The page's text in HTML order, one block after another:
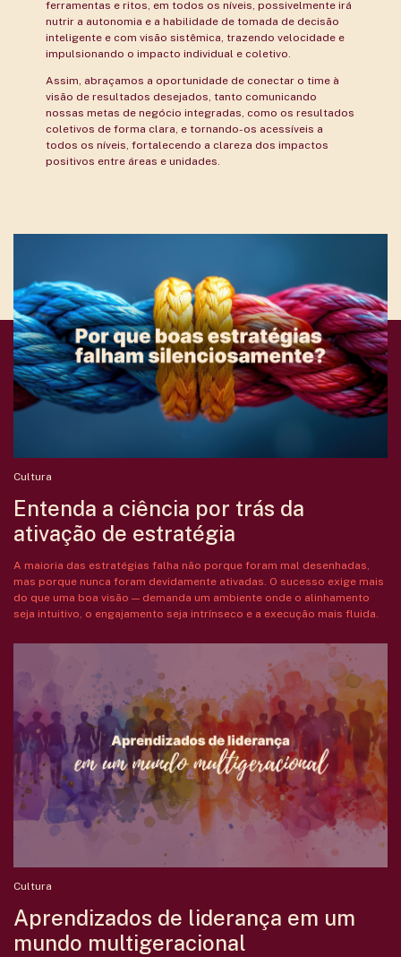
ferramentas e ritos, em todos os níveis, possivelmente irá
nutrir a autonomia e a habilidade de tomada de decisão
inteligente e com visão sistêmica, trazendo velocidade e
impulsionando o impacto individual e coletivo.
Assim, abraçamos a oportunidade de conectar o time à
visão de resultados desejados, tanto comunicando
nossas metas de negócio integradas, como os resultados
coletivos de forma clara, e tornando-os acessíveis a
todos os níveis, fortalecendo a clareza dos impactos
positivos entre áreas e unidades.
Cultura
Entenda a ciência por trás da
ativação de estratégia
A maioria das estratégias falha não porque foram mal desenhadas,
mas porque nunca foram devidamente ativadas. O sucesso exige mais
do que uma boa visão — demanda um ambiente onde o alinhamento
seja intuitivo, o engajamento seja intrínseco e a execução mais fluida.
Cultura
Aprendizados de liderança em um
mundo multigeracional